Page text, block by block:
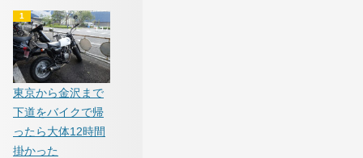
東京から金沢まで
下道をバイクで帰
ったら大体12時間
掛かった